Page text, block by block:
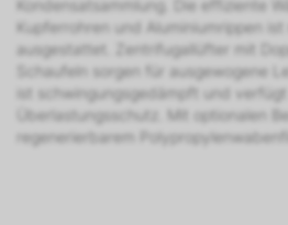
Kondensatsammlung. Die effiziente
Kupferrohren und Aluminiumrippen ist
ausgestattet. Zentrifugallüfter mit
Schaufeln sorgen für ausgewogene
ist schwingungsgedämpft und
Überlastungsschutz. Mit optionalen
regenerierbarem